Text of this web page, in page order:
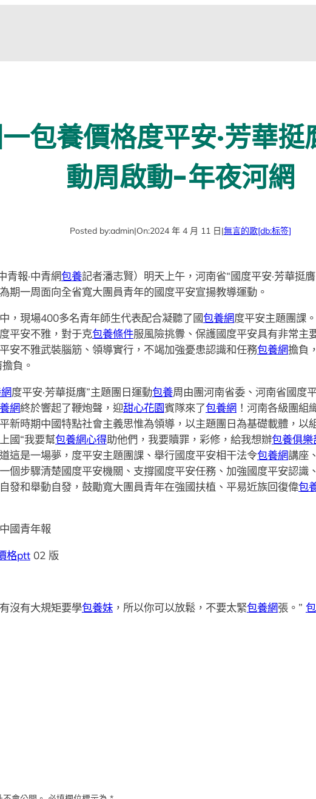
包養價格度平安·芳華
動周啟動-年夜河網
Posted by:admin|On:2024 年 4 月 11 日|無言的歌[db:标签]
報·中青網包養記者潘志賢）明天上午，河南省“國度平安·芳華挺
期一周面向全省寬大團員青年的國度平安宣揚教導運動。
現場400多名青年師生代表配合凝聽了國包養網度平安主題團課
平安不雅，對于克包養條件服風險挑釁、保護國度平安具有非常主
安不雅武裝腦筋、領導實行，不竭加強憂患認識和任務包養網擔負
負。
度平安·芳華挺膺”主題團日運動包養周由團河南省委、河南省國度
網終於響起了鞭炮聲，迎甜心花園賓隊來了包養網！河南各級團組
新時期中國特點社會主義思惟為領導，以主題團日為基礎載體，以
國“我要幫包養網心得助他們，我要贖罪，彩修，給我想辦包養俱樂
這是一場夢，度平安主題團課、舉行國度平安相干法令包養網講座
個步驟清楚國度平安機關、支撐國度平安任務、加強國度平安認識
發和舉動自發，鼓勵寬大團員青年在強國扶植、平易近族回復偉包
國青年報
格ptt02 版
沒有大規矩要學包養妹，所以你可以放鬆，不要太緊包養網張。”